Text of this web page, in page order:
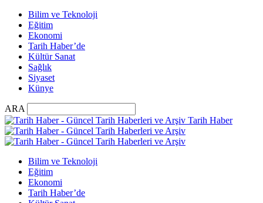
Bilim ve Teknoloji
Eğitim
Ekonomi
Tarih Haber’de
Kültür Sanat
Sağlık
Siyaset
Künye
ARA
Tarih Haber
Bilim ve Teknoloji
Eğitim
Ekonomi
Tarih Haber’de